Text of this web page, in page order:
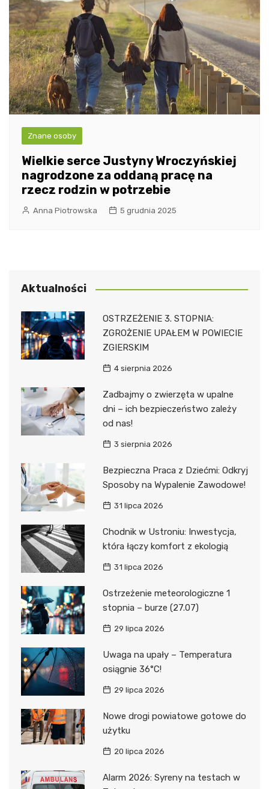
Znane osoby
Wielkie serce Justyny Wroczyńskiej
nagrodzone za oddaną pracę na
rzecz rodzin w potrzebie
Anna Piotrowska 5 grudnia 2025
Aktualności
OSTRZEŻENIE 3. STOPNIA:
ZGROŻENIE UPAŁEM W POWIECIE
ZGIERSKIM
4 sierpnia 2026
Zadbajmy o zwierzęta w upalne
dni – ich bezpieczeństwo zależy
od nas!
3 sierpnia 2026
Bezpieczna Praca z Dziećmi: Odkryj
Sposoby na Wypalenie Zawodowe!
31 lipca 2026
Chodnik w Ustroniu: Inwestycja,
która łączy komfort z ekologią
31 lipca 2026
Ostrzeżenie meteorologiczne 1
stopnia – burze (27.07)
29 lipca 2026
Uwaga na upały – Temperatura
osiągnie 36°C!
29 lipca 2026
Nowe drogi powiatowe gotowe do
użytku
20 lipca 2026
Alarm 2026: Syreny na testach w